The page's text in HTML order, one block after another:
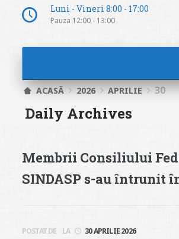
Luni - Vineri 8:00 - 17:00
Pauza 12:00 - 13:00
ACASĂ 2026 APRILIE 30
Daily Archives
Membrii Consiliului
SINDASP s-au întrunit
POSTAT DE LA 30 APRILIE 2026